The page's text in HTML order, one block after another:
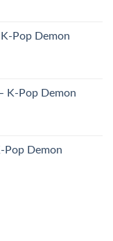
Pop Demon
K-Pop Demon
Pop Demon